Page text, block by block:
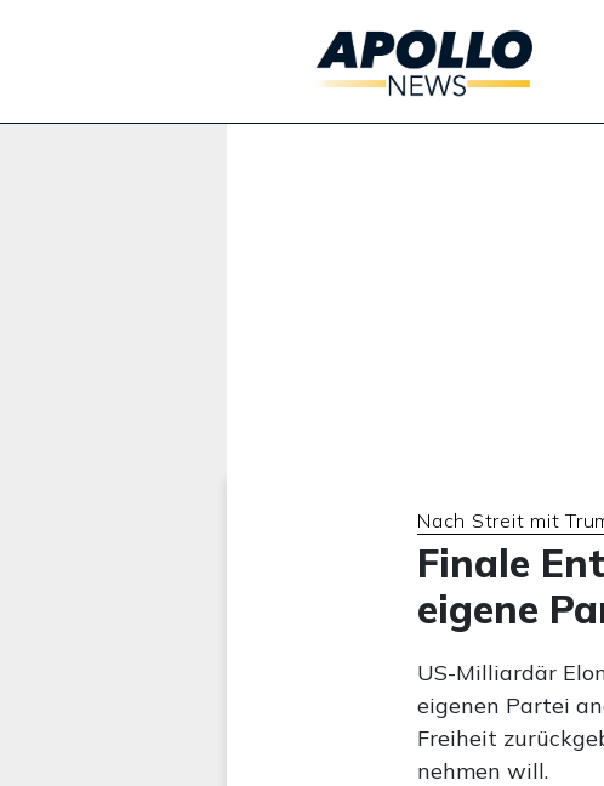
Nach Streit mit
Finale
eigene
US-Milliardär
eigenen Partei
Freiheit
nehmen will.